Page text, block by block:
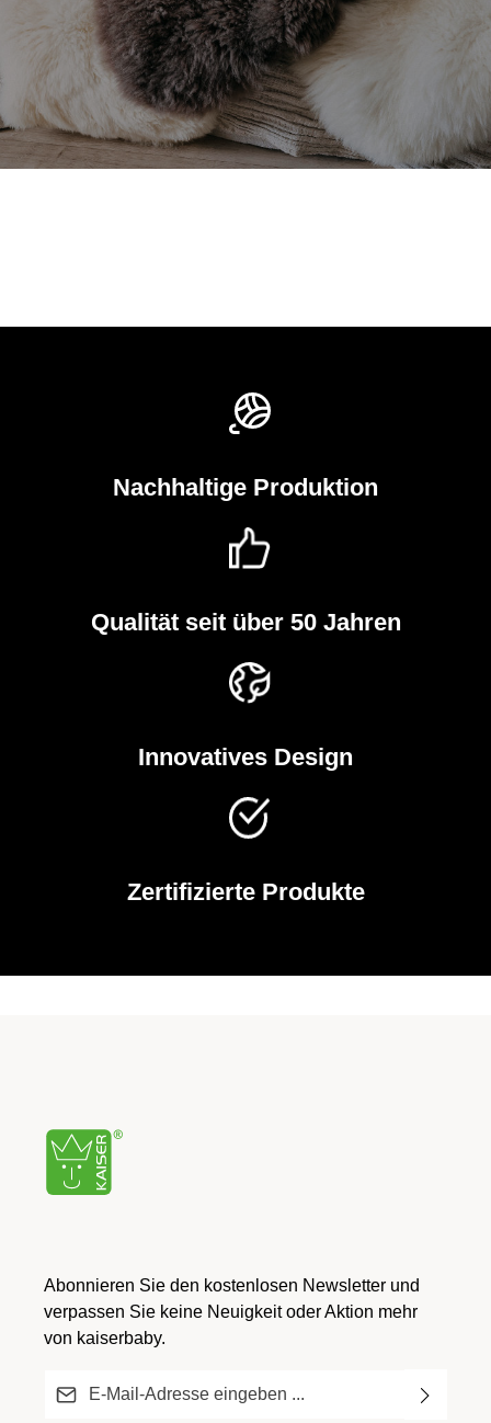
Nachhaltige Produktion
Qualität seit über 50 Jahren
Innovatives Design
Zertifizierte Produkte
Abonnieren Sie den kostenlosen Newsletter und
verpassen Sie keine Neuigkeit oder Aktion mehr
von kaiserbaby.